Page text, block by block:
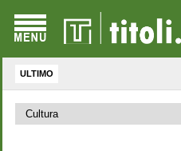
ULTIMO